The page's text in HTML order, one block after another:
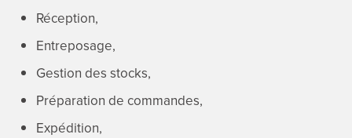
Réception,
Entreposage,
Gestion des stocks,
Préparation de commandes,
Expédition,